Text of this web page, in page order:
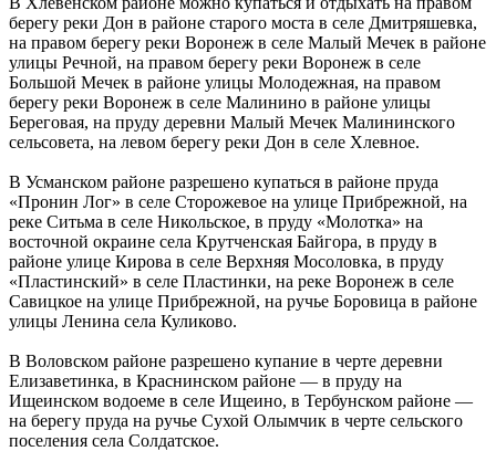
берегу реки Дон в районе старого моста в селе Дмитряшевка,
на правом берегу реки Воронеж в селе Малый Мечек в районе
улицы Речной, на правом берегу реки Воронеж в селе
Большой Мечек в районе улицы Молодежная, на правом
берегу реки Воронеж в селе Малинино в районе улицы
Береговая, на пруду деревни Малый Мечек Малининского
сельсовета, на левом берегу реки Дон в селе Хлевное.
В Усманском районе разрешено купаться в районе пруда
«Пронин Лог» в селе Сторожевое на улице Прибрежной, на
реке Ситьма в селе Никольское, в пруду «Молотка» на
восточной окраине села Крутченская Байгора, в пруду в
районе улице Кирова в селе Верхняя Мосоловка, в пруду
«Пластинский» в селе Пластинки, на реке Воронеж в селе
Савицкое на улице Прибрежной, на ручье Боровица в районе
улицы Ленина села Куликово.
В Воловском районе разрешено купание в черте деревни
Елизаветинка, в Краснинском районе — в пруду на
Ищеинском водоеме в селе Ищеино, в Тербунском районе —
на берегу пруда на ручье Сухой Олымчик в черте сельского
поселения села Солдатское.